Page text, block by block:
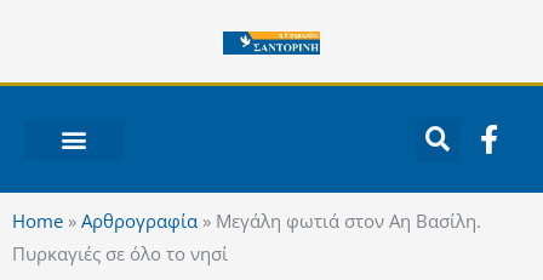
περιεχόμενο
F
a
Home » Αρθρογραφία » Μεγάλη φωτιά στον Αη Βασίλη.
Πυρκαγιές σε όλο το νησί